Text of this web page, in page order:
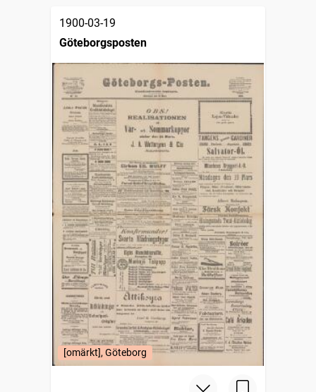
1900-03-19
Göteborgsposten
[omärkt], Göteborg